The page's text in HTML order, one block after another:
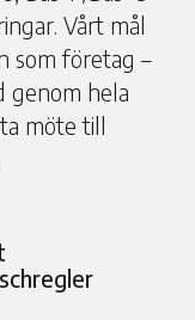
Vårt mål
som företag –
genom hela
möte till